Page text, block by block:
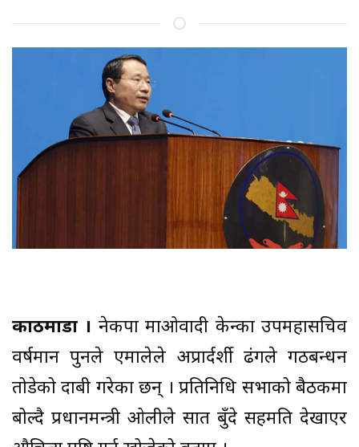
काठमाडौं । नेकपा माओवादी केन्द्रका उपमहासचिव
वर्षमान पुनले एमालेले अप्रार्दर्शी ढंगले गठबन्धन
तोडेको दाबी गरेका छन् । प्रतिनिधि सभाको बैठकमा
बोल्दै प्रधानमन्त्री ओलीले सात बुँदे सहमति देखाएर